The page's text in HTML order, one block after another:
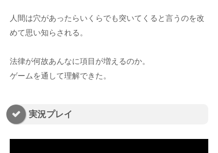
人間は穴があったらいくらでも突いてくると言うのを改
めて思い知らされる。
法律が何故あんなに項目が増えるのか。
ゲームを通して理解できた。
実況プレイ